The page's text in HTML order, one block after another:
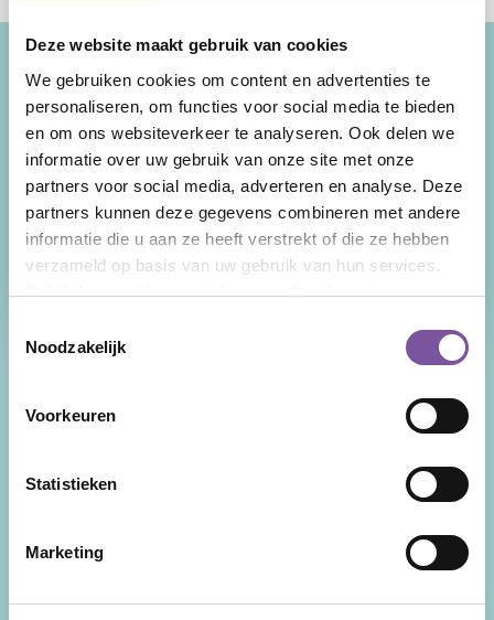
Deze website maakt gebruik van cookies
We gebruiken cookies om content en advertenties te
personaliseren, om functies voor social media te bieden
en om ons websiteverkeer te analyseren. Ook delen we
informatie over uw gebruik van onze site met onze
partners voor social media, adverteren en analyse. Deze
partners kunnen deze gegevens combineren met andere
informatie die u aan ze heeft verstrekt of die ze hebben
verzameld op basis van uw gebruik van hun services.
Bekijk hetcookieoverzichtvoor alle informatie.
Noodzakelijk
Voorkeuren
Statistieken
Marketing
Wij zijn Silverein, ouderenzorgorganisatie in
de provincie Utrecht met als kernexpertise
zorg thuis, verpleeghuiszorg en geriatrische
revalidatie. Uw levensverhaal is de rode
draad door onze zorg en ondersteuning.
Facebook
LinkedInInstagram
YouTube
Contact
Behandeling en advies
Cliëntenraad